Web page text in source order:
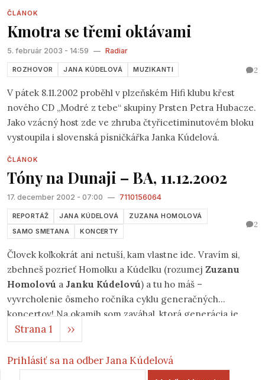
ČLÁNOK
Kmotra se třemi oktávami
5. február 2003 - 14:59 — Radiar
ROZHOVOR JANA KÚDELOVÁ MUZIKANTI 2
V pátek 8.11.2002 proběhl v plzeňském Hifi klubu křest
nového CD „Modré z tebe“ skupiny Prsten Petra Hubacze.
Jako vzácný host zde ve zhruba čtyřicetiminutovém bloku
vystoupila i slovenská písničkářka Janka Kúdelová.
ČLÁNOK
Tóny na Dunaji – BA, 11.12.2002
17. december 2002 - 07:00 — 7110156064
REPORTÁŽ JANA KÚDELOVÁ
ZUZANA HOMOLOVÁ
SAMO SMETANA
KONCERTY
2
Človek koľkokrát ani netuší, kam vlastne ide. Vravím si,
zbehneš pozrieť Homolku a Kúdelku (rozumej Zuzanu
Homolovú a Janku Kúdelovú) a tu ho máš –
vyvrcholenie ôsmeho ročníka cyklu generačných
koncertov! Na okamih som zaváhal, ktorá generácia je
vlastne tá moja, ale nakoniec som si sadol vedľa ľudí z
folk.sk a jal sa kochať (Kačica, má tu byť druhé „sa“?)
interiérom Zichyho paláca zariadeným štýlom nie
nepodobným tomu ala Bratislavský hrad. Čím chcem
Stránkovanie
Strana 1 Ďalšia strana
››
Prihlásiť sa na odber Jana Kúdelová